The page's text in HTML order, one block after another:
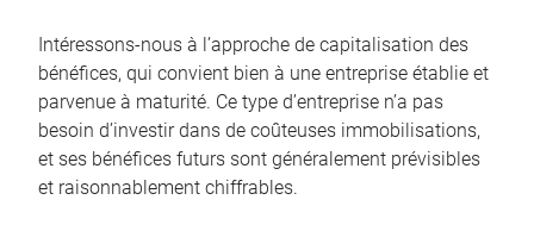
Intéressons-nous à l’approche de capitalisation des
bénéfices, qui convient bien à une entreprise établie et
parvenue à maturité. Ce type d’entreprise n’a pas
besoin d’investir dans de coûteuses immobilisations,
et ses bénéfices futurs sont généralement prévisibles
et raisonnablement chiffrables.